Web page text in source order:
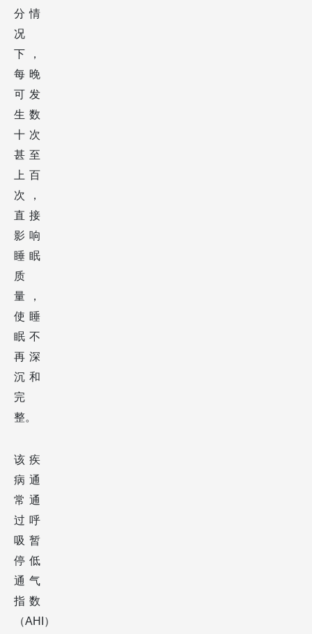
分情
况
下，
每晚
可发
生数
十次
甚至
上百
次，
直接
影响
睡眠
质
量，
使睡
眠不
再深
沉和
完
整。
该疾
病通
常通
过呼
吸暂
停低
通气
指数
（AHI）